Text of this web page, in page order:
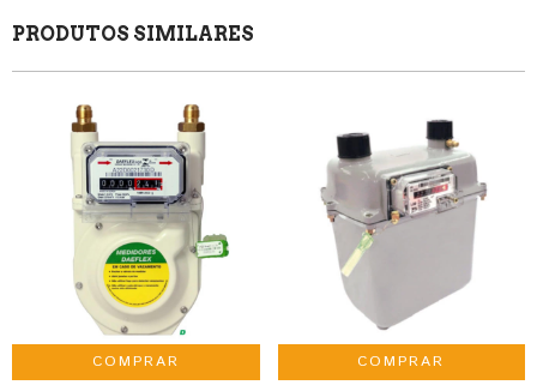
PRODUTOS SIMILARES